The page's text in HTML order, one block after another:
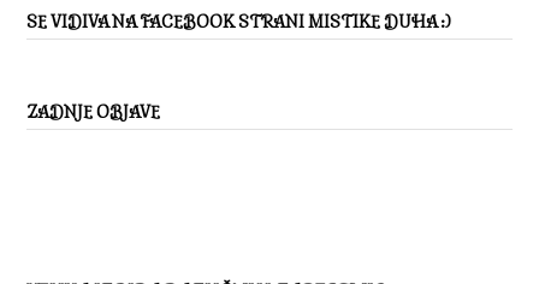
SE VIDIVA NA FACEBOOK STRANI MISTIKE DUHA :)
ZADNJE OBJAVE